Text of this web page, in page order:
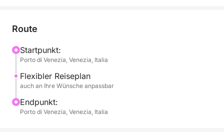
ein entspanntes Panoramaerlebnis und bewundern
vollkommener Ruhe.
In Burano angekommen, haben Sie Zeit, durch die
farbenfrohen Gassen zu schlendern, die Tradition
der Spitzenklöppelei kennenzulernen und an einem
der bekanntesten Orte Venetiens zu fotografieren.
Route
Startpunkt:
Porto di Venezia, Venezia, Italia
Flexibler Reiseplan
auch an Ihre Wünsche anpassbar
Endpunkt:
Porto di Venezia, Venezia, Italia